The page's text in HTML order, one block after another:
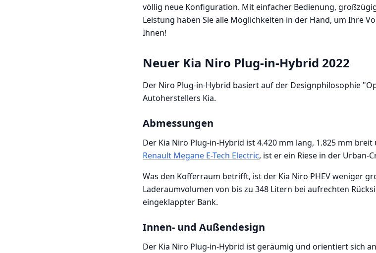
völlig neue Konfiguration. Mit einfacher Bedienung,
Leistung haben Sie alle Möglichkeiten in der Hand, um Ihre
Ihnen!
Neuer Kia Niro Plug-in-Hybrid 2022
Der Niro Plug-in-Hybrid basiert auf der Designphilosophie
Autoherstellers Kia.
Abmessungen
Der Kia Niro Plug-in-Hybrid ist 4.420 mm lang, 1.825 mm
Renault Megane E-Tech Electric, ist er ein Riese in der Urban-
Was den Kofferraum betrifft, ist der Kia Niro PHEV weniger
Laderaumvolumen von bis zu 348 Litern bei aufrechten
eingeklappter Bank.
Innen- und Außendesign
Der Kia Niro Plug-in-Hybrid ist geräumig und orientiert sich